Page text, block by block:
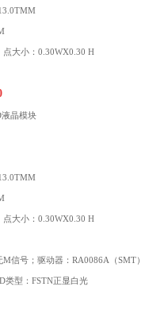
大小：0.30WX0.30 H
晶模块
大小：0.30WX0.30 H
信号；驱动器：RA0086A（SMT）
类型：FSTN正显白光